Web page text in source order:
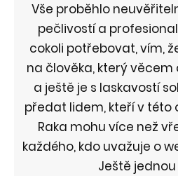
Vše proběhlo
pečlivostí a
cokoli potřebovat, vím,
na člověka, který věcem
a ještě je s laskavostí
předat lidem, kteří v této
Raka mohu více než
každého, kdo uvažuje o
Ještě jednou